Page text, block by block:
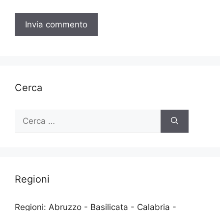
Cerca
Ricerca
Regioni
Regioni: Abruzzo - Basilicata - Calabria -